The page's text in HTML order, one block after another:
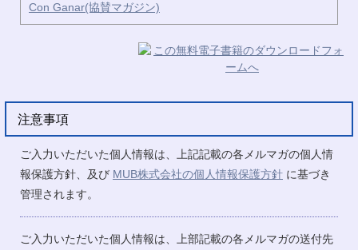
Con Ganar(協賛マガジン)
注意事項
ご入力いただいた個人情報は、上記記載の各メルマガの個人情
報保護方針、及び MUB株式会社の個人情報保護方針 に基づき
管理されます。
ご入力いただいた個人情報は、上部記載の各メルマガの送付先